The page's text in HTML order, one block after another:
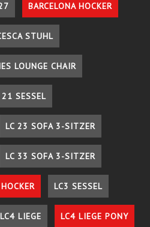
BARCELONA HOCKER
STUHL
LOUNGE CHAIR
21 SESSEL
LC 23 SOFA 3-SITZER
LC 33 SOFA 3-SITZER
LC3 SESSEL
LC4 LIEGE LC4 LIEGE PONY